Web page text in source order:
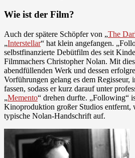
Wie ist der Film?
Auch der spätere Schöpfer von „The
„Interstellar“ hat klein angefangen.
selbstfinanzierte Debütfilm des seit
Filmmachers Christopher Nolan. Mit
abendfüllenden Werk und dessen
Vorführungen gelang es dem Regisseur,
fassen, sodass er kurz darauf unter
„Memento“ drehen durfte. „Following“
Kinoproduktion großer Studios entfernt,
typische Nolan-Handschrift auf.